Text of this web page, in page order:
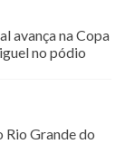
avança na Copa
no pódio
Rio Grande do